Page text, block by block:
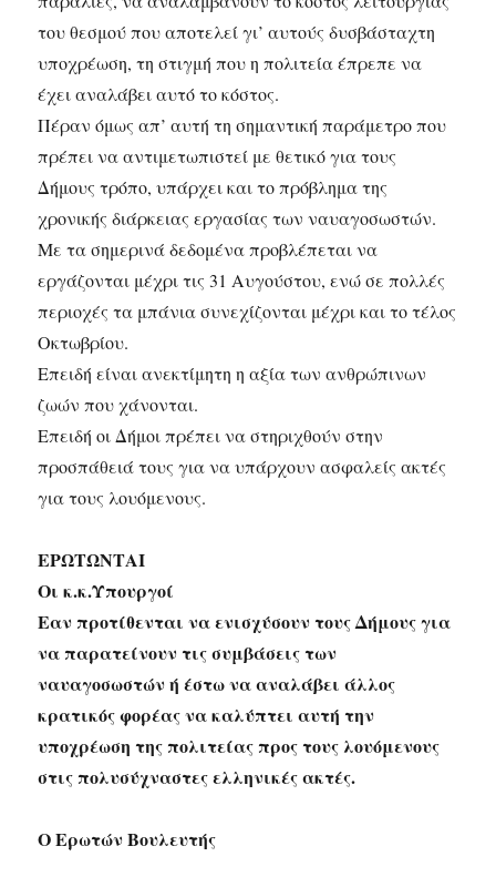
του θεσμού που αποτελεί γι’ αυτούς δυσβάσταχτη
υποχρέωση, τη στιγμή που η πολιτεία έπρεπε να
έχει αναλάβει αυτό το κόστος.
Πέραν όμως απ’ αυτή τη σημαντική παράμετρο που
πρέπει να αντιμετωπιστεί με θετικό για τους
Δήμους τρόπο, υπάρχει και το πρόβλημα της
χρονικής διάρκειας εργασίας των ναυαγοσωστών.
Με τα σημερινά δεδομένα προβλέπεται να
εργάζονται μέχρι τις 31 Αυγούστου, ενώ σε πολλές
περιοχές τα μπάνια συνεχίζονται μέχρι και το τέλος
Οκτωβρίου.
Επειδή είναι ανεκτίμητη η αξία των ανθρώπινων
ζωών που χάνονται.
Επειδή οι Δήμοι πρέπει να στηριχθούν στην
προσπάθειά τους για να υπάρχουν ασφαλείς ακτές
για τους λουόμενους.
ΕΡΩΤΩΝΤΑΙ
Οι κ.κ.Υπουργοί
Εαν προτίθενται να ενισχύσουν τους Δήμους για
να παρατείνουν τις συμβάσεις των
ναυαγοσωστών ή έστω να αναλάβει άλλος
κρατικός φορέας να καλύπτει αυτή την
υποχρέωση της πολιτείας προς τους λουόμενους
στις πολυσύχναστες ελληνικές ακτές.
Ο Ερωτών Βουλευτής